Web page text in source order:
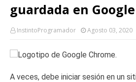
guardada en
InstintoProgramador Agosto 03, 2020
A veces, debe iniciar sesión en un